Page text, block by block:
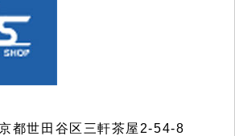
都世田谷区三軒茶屋2-54-8